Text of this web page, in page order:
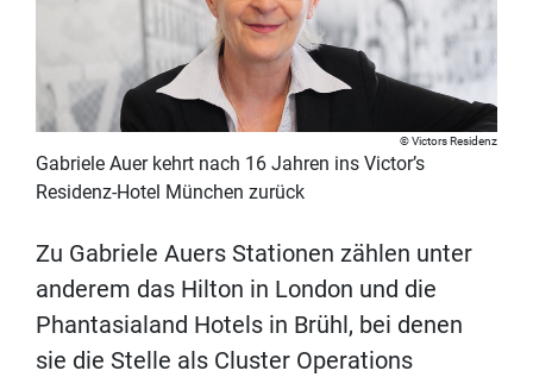
Victors Residenz
Gabriele Auer kehrt nach 16 Jahren ins Victor’s
Residenz-Hotel München zurück
Zu Gabriele Auers Stationen zählen unter
anderem das Hilton in London und die
Phantasialand Hotels in Brühl, bei denen
sie die Stelle als Cluster Operations